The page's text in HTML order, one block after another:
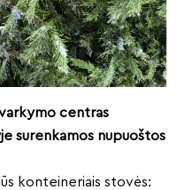
centras
surenkamos nupuoštos
konteineriais stovės: